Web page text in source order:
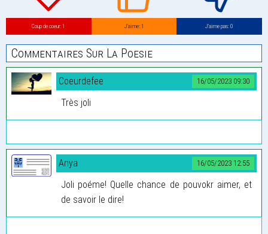
Coup de coeur: 1 J’aime: 1 J’aime pas: 0
Commentaires Sur La Poesie
16/05/2023 09:30
Coeurdefee
Très joli
16/05/2023 12:55
Anya
Joli poéme! Quelle chance de pouvokr aimer, et
de savoir le dire!